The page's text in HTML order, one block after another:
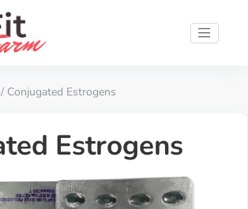
/ Conjugated Estrogens
Estrogens